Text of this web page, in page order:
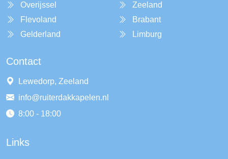
Overijssel
Flevoland
Gelderland
Zeeland
Brabant
Limburg
Contact
Lewedorp, Zeeland
info@ruiterdakkapelen.nl
8:00 - 18:00
Links